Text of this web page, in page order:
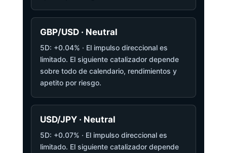
GBP/USD · Neutral
5D: +0.04% · El impulso direccional es
limitado. El siguiente catalizador depende
sobre todo de calendario, rendimientos y
apetito por riesgo.
USD/JPY · Neutral
5D: +0.07% · El impulso direccional es
limitado. El siguiente catalizador depende